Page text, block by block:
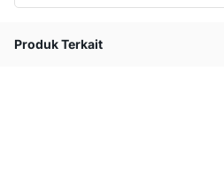
Produk Terkait